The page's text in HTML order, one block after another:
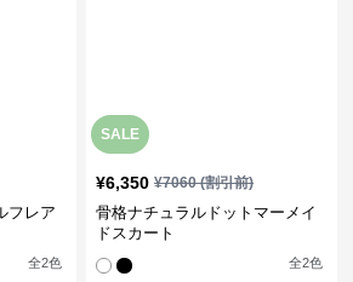
フレア
全2色
SALE
¥6,350 ¥7060(割引前)
骨格ナチュラルドットマーメイ
ドスカート
全2色